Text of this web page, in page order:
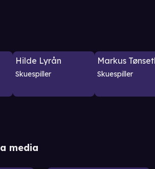
Hilde Lyrån
Skuespiller
Markus
Skuespiller
media